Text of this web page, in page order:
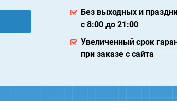
Без выходных и
с 8:00 до 21:00
Увеличенный срок
при заказе с сайта